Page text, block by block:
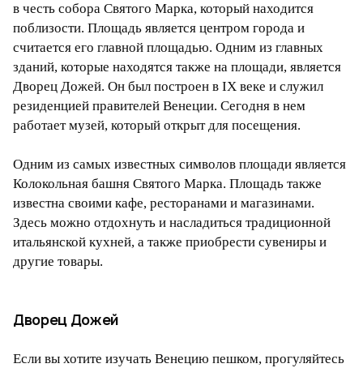
в честь собора Святого Марка, который находится
поблизости. Площадь является центром города и
считается его главной площадью. Одним из главных
зданий, которые находятся также на площади, является
Дворец Дожей. Он был построен в IX веке и служил
резиденцией правителей Венеции. Сегодня в нем
работает музей, который открыт для посещения.
Одним из самых известных символов площади является
Колокольная башня Святого Марка. Площадь также
известна своими кафе, ресторанами и магазинами.
Здесь можно отдохнуть и насладиться традиционной
итальянской кухней, а также приобрести сувениры и
другие товары.
Дворец Дожей
Если вы хотите изучать Венецию пешком, прогуляйтесь